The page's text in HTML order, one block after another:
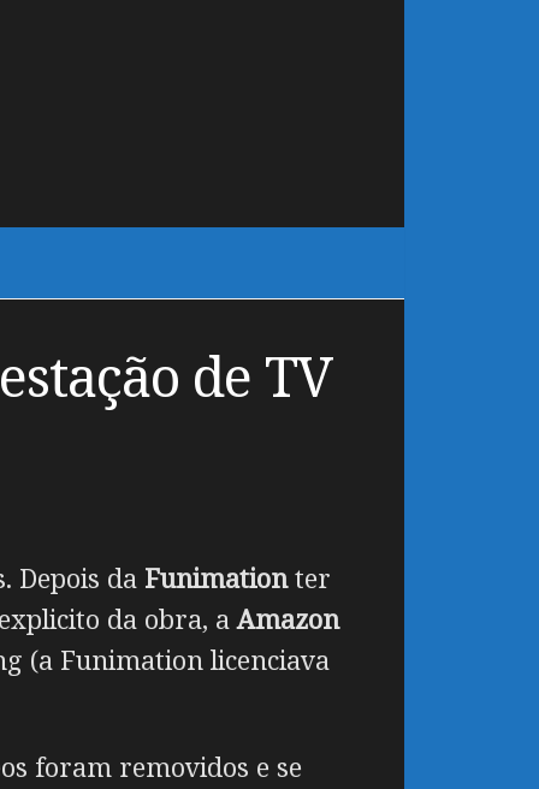
de TV
Depois da Funimationter
da obra, aAmazon
(a Funimation licenciava
foram removidos e se